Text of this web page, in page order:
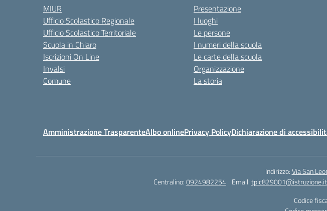
MIUR
Ufficio Scolastico Regionale
Ufficio Scolastico Territoriale
Scuola in Chiaro
Iscrizioni On Line
Invalsi
Comune
Presentazione
I luoghi
Le persone
I numeri della scuola
Le carte della scuola
Organizzazione
La storia
Amministrazione TrasparenteAlbo onlinePrivacy PolicyDichiarazione di
Indirizzo:Via San
Centralino:0924982254 Email:tpic829001@istruzione.it
Codice